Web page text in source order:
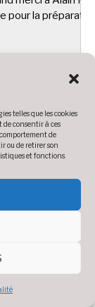
telles que les cookies
de consentir à ces
de
ou de retirer son
et fonctions.
pour la